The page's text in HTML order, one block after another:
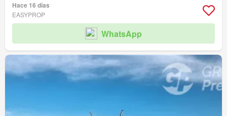
Hace 16 días
EASYPROP
WhatsApp